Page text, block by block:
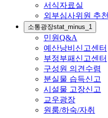
서식자료실
외부심사위원 추천
소통광장stat_minus_1
민원Q&A
예산낭비신고센터
부정부패신고센터
구성원 의견수렴
분실물 습득신고
시설물 고장신고
교우광장
원룸/하숙/자취